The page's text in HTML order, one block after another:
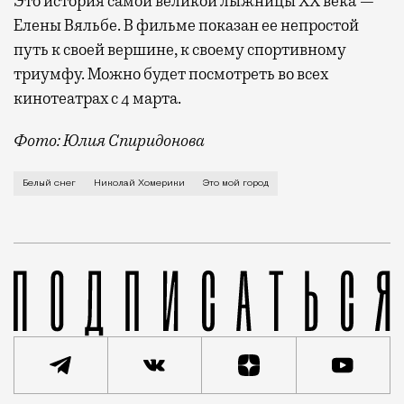
Елены Вяльбе. В фильме показан ее непростой
путь к своей вершине, к своему спортивному
триумфу. Можно будет посмотреть во всех
кинотеатрах с 4 марта.
Фото: Юлия Спиридонова
О причинах переезда из Москвы в Петербург и о
Белый снег Николай Хомерики Это мой город